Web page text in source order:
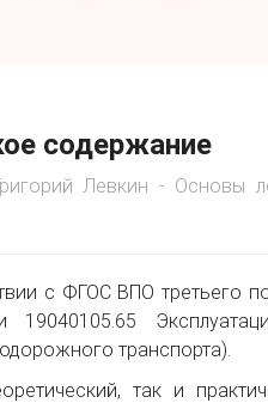
содержание
Левкин - Основы
с ФГОС ВПО третьего
транспорта).
так и